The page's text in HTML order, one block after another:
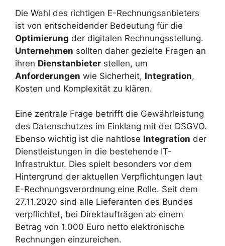
Die Wahl des richtigen E-Rechnungsanbieters
ist von entscheidender Bedeutung für die
Optimierung der digitalen Rechnungsstellung.
Unternehmen sollten daher gezielte Fragen an
ihren Dienstanbieter stellen, um
Anforderungen wie Sicherheit, Integration,
Kosten und Komplexität zu klären.
Eine zentrale Frage betrifft die Gewährleistung
des Datenschutzes im Einklang mit der DSGVO.
Ebenso wichtig ist die nahtlose Integration der
Dienstleistungen in die bestehende IT-
Infrastruktur. Dies spielt besonders vor dem
Hintergrund der aktuellen Verpflichtungen laut
E-Rechnungsverordnung eine Rolle. Seit dem
27.11.2020 sind alle Lieferanten des Bundes
verpflichtet, bei Direktaufträgen ab einem
Betrag von 1.000 Euro netto elektronische
Rechnungen einzureichen.